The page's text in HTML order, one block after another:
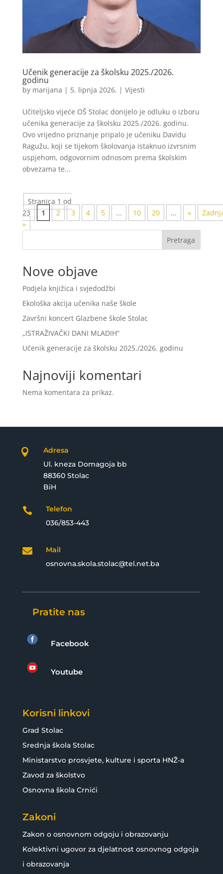
Učenik generacije za školsku 2025./2026.
godinu
by marijana | 5. lipnja 2026. | Vijesti
Učiteljsko vijeće OŠ Stolac donijelo je odluku o izboru
učenika generacije za školsku 2025./2026. godinu.
Ovo vrijedno priznanje pripalo je učeniku Davidu
Ragužu, koji se tijekom školovanja istaknuo izvrsnim
uspjehom, odgovornim odnosom prema školskim
obvezama te...
Stranica 1 od
23
1 2 3 4 5 ... 10 20 ... »
»
Pretraga
Nove objave
Podjela knjižica i svjedodžbi
Ekološka akcija učenika naše škole
Završni koncert Glazbene škole Stolac
„ISTRAŽIVAČKI DANI MLADIH“
Učenik generacije za školsku 2025./2026. godinu
Najnoviji komentari
Nema komentara za prikaz.

Adresa
Ul. kneza Domagoja bb
88360 Stolac
BiH

Telefon
036/853-443

Mail
osnovna.skola.stolac@tel.net.ba
Pratite nas
 Facebook
 Youtube
Korisni linkovi
Grad Stolac
Srednja škola Stolac
Ministarstvo prosvjete, kulture i sporta HNŽ-a
Zavod za školstvo
Osnovna škola Crnići
Zakoni
Zakon o osnovnom odgoju i obrazovanju
Kolektivni ugovor za djelatnost osnovnog odgoja
i obrazovanja